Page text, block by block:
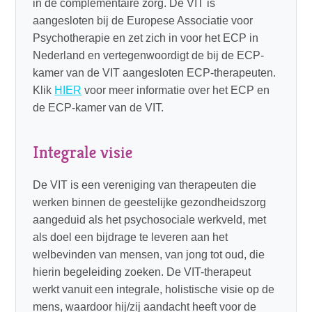
in de complementaire zorg. De VIT is
aangesloten bij de Europese Associatie voor
Psychotherapie en zet zich in voor het ECP in
Nederland en vertegenwoordigt de bij de ECP-
kamer van de VIT aangesloten ECP-therapeuten.
Klik HIER voor meer informatie over het ECP en
de ECP-kamer van de VIT.
Integrale visie
De VIT is een vereniging van therapeuten die
werken binnen de geestelijke gezondheidszorg
aangeduid als het psychosociale werkveld, met
als doel een bijdrage te leveren aan het
welbevinden van mensen, van jong tot oud, die
hierin begeleiding zoeken. De VIT-therapeut
werkt vanuit een integrale, holistische visie op de
mens, waardoor hij/zij aandacht heeft voor de